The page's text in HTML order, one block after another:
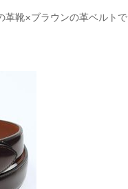
革靴×ブラウンの革ベルトで